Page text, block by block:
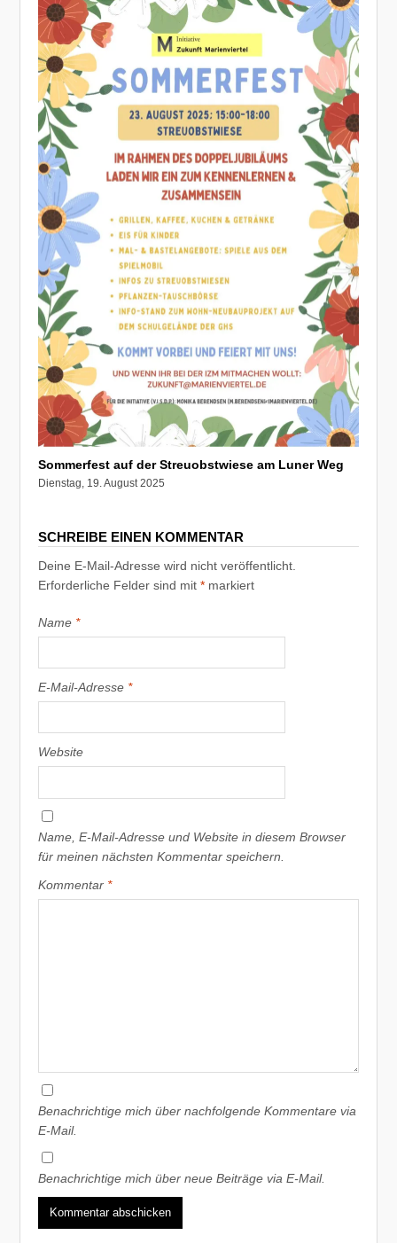
Sommerfest auf der Streuobstwiese am Luner Weg
Dienstag, 19. August 2025
SCHREIBE EINEN KOMMENTAR
Deine E-Mail-Adresse wird nicht veröffentlicht.
Erforderliche Felder sind mit* markiert
Name *
E-Mail-Adresse *
Website
Name, E-Mail-Adresse und Website in diesem Browser
für meinen nächsten Kommentar speichern.
Kommentar *
Benachrichtige mich über nachfolgende Kommentare via
E-Mail.
Benachrichtige mich über neue Beiträge via E-Mail.